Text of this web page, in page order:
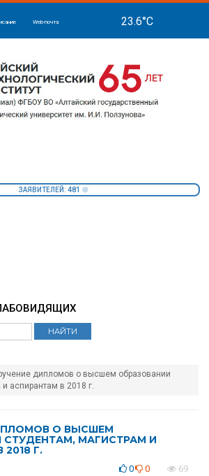
Web-почта
ЗАЯВИТЕЛЕЙ: 481
дипломов о высшем образовании
аспирантам в 2018 г.
О ВЫСШЕМ
МАГИСТРАМ И
Г.
0 0 69